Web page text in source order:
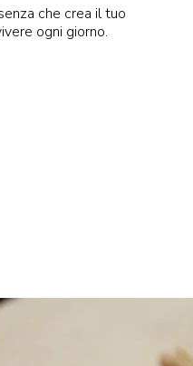
che crea il tuo
ogni giorno.